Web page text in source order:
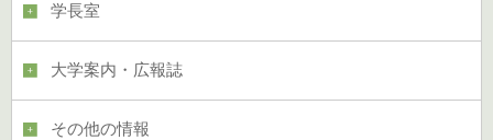
学長室
大学案内・広報誌
その他の情報